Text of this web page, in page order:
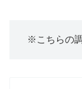
※こちらの